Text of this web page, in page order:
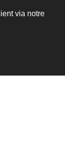
via notre